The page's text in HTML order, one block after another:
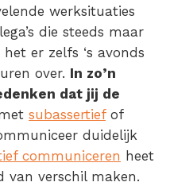
werksituaties
die steeds maar
er zelfs ‘s avonds
over. In zo’n
dat jij de
subassertiefof
duidelijk
communiceren heet
van verschil maken.